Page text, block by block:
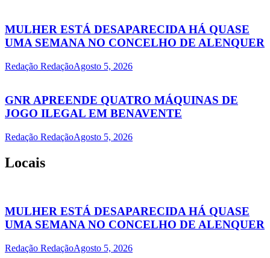
MULHER ESTÁ DESAPARECIDA HÁ QUASE
UMA SEMANA NO CONCELHO DE ALENQUER
Redação RedaçãoAgosto 5, 2026
GNR APREENDE QUATRO MÁQUINAS DE
JOGO ILEGAL EM BENAVENTE
Redação RedaçãoAgosto 5, 2026
Locais
MULHER ESTÁ DESAPARECIDA HÁ QUASE
UMA SEMANA NO CONCELHO DE ALENQUER
Redação RedaçãoAgosto 5, 2026